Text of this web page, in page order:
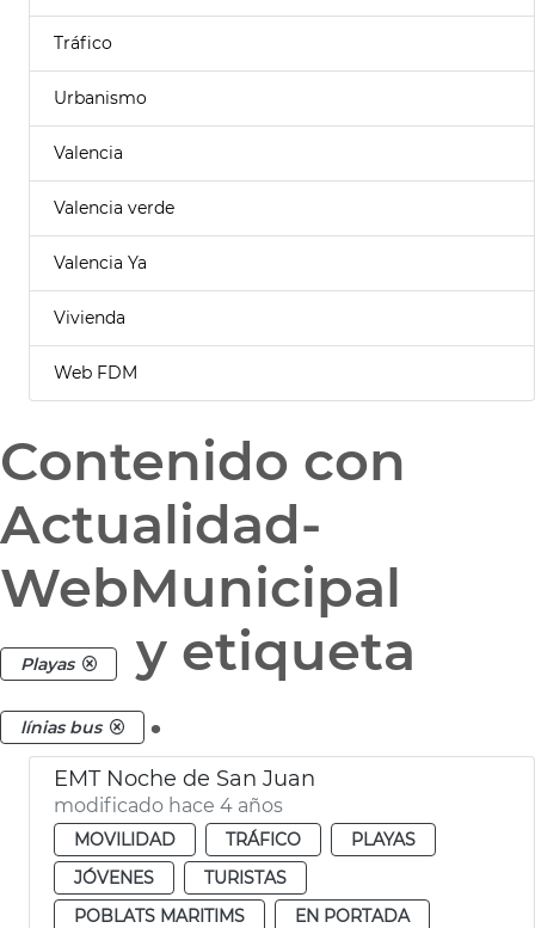
Tráfico
Urbanismo
Valencia
Valencia verde
Valencia Ya
Vivienda
Web FDM
Contenido con
Actualidad-
WebMunicipal
Playas y etiqueta
línias bus .
EMT Noche de San Juan
modificado hace 4 años
MOVILIDAD TRÁFICO
PLAYAS
JÓVENES
TURISTAS
POBLATS MARITIMS
EN PORTADA